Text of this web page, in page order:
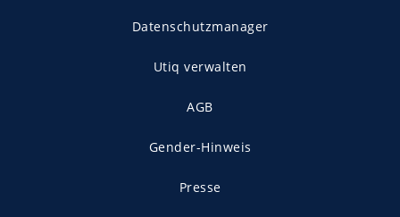
Datenschutzmanager
Utiq verwalten
AGB
Gender-Hinweis
Presse